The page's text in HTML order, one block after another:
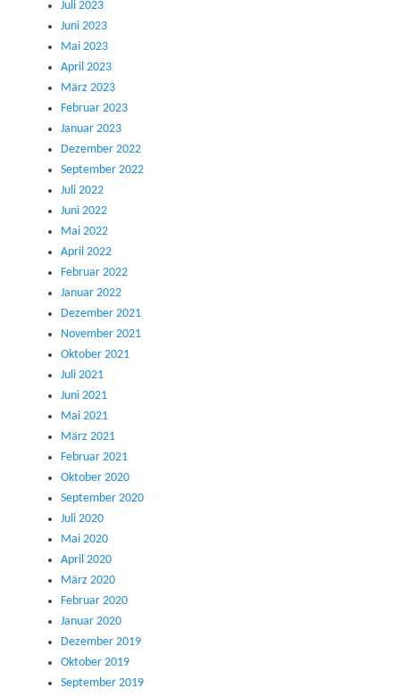
Juli 2023
Juni 2023
Mai 2023
April 2023
März 2023
Februar 2023
Januar 2023
Dezember 2022
September 2022
Juli 2022
Juni 2022
Mai 2022
April 2022
Februar 2022
Januar 2022
Dezember 2021
November 2021
Oktober 2021
Juli 2021
Juni 2021
Mai 2021
März 2021
Februar 2021
Oktober 2020
September 2020
Juli 2020
Mai 2020
April 2020
März 2020
Februar 2020
Januar 2020
Dezember 2019
Oktober 2019
September 2019